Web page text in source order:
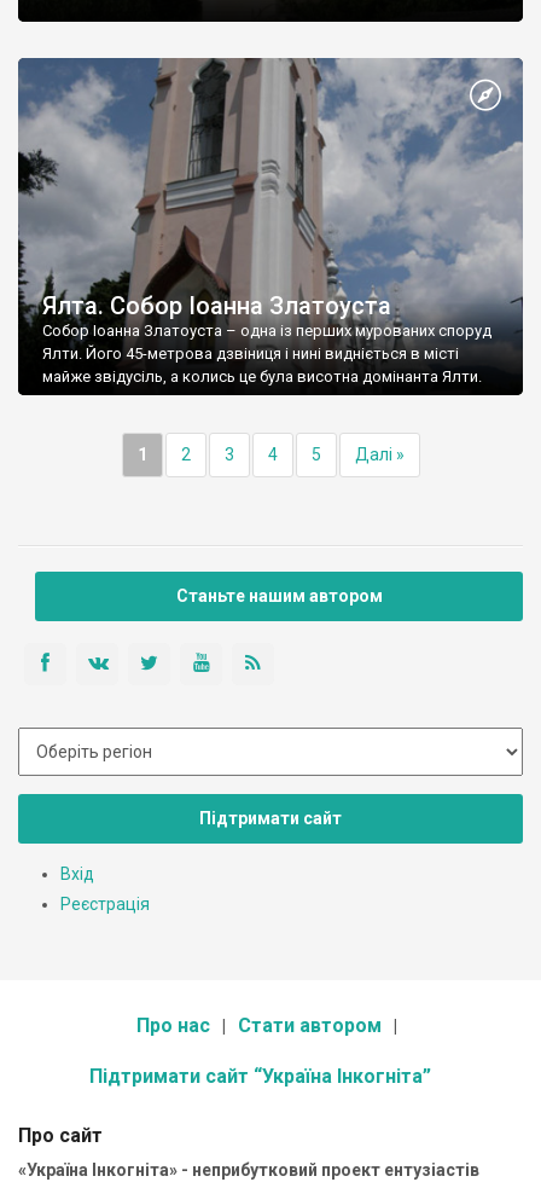
Ялта. Собор Іоанна Златоуста
Собор Іоанна Златоуста – одна із перших мурованих споруд
Ялти. Його 45-метрова дзвіниця і нині видніється в місті
майже звідусіль, а колись це була висотна домінанта Ялти.
1 2 3 4 5 Далі »
Станьте нашим автором
Підтримати сайт
Вхід
Реєстрація
Про нас Стати автором
Підтримати сайт “Україна Інкогніта”
Про сайт
«Україна Інкогніта» - неприбутковий проект ентузіастів